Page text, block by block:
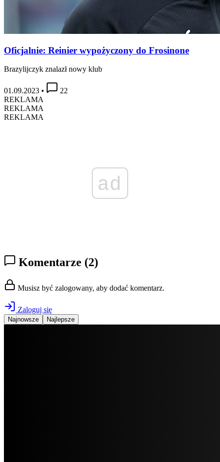
Oficjalnie: Reinier wypożyczony do Frosinone
Brazylijczyk znalazł nowy klub
01.09.2023 •
22
REKLAMA
REKLAMA
REKLAMA
ad
Komentarze (2)
Musisz być zalogowany, aby dodać komentarz.
Zaloguj się
Najnowsze Najlepsze